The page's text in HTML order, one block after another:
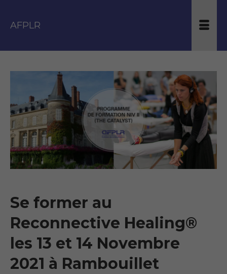
AFPLR
Se former au
Reconnective Healing®
les 13 et 14 Novembre
2021 à Rambouillet